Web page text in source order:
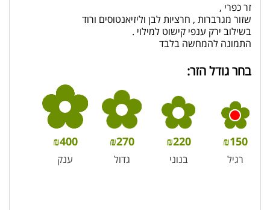
זר כפרי ,
שזור מגרברות , חרציות לבן וליזיאנטוסים ורוד
בשילוב ירק ענפי קישוט למילוי .
התמונה להמחשה בלבד
בחר גודל הזר:
₪150
רגיל
₪220
בנוני
₪270
גדול
₪400
ענק